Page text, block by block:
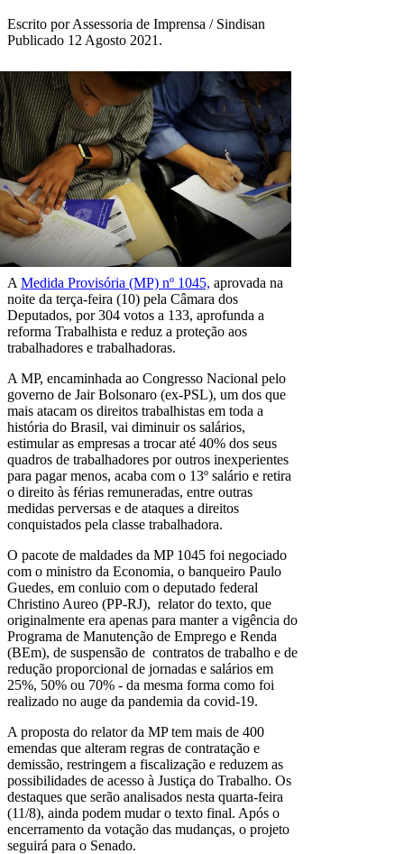
Escrito por Assessoria de Imprensa / Sindisan
Publicado 12 Agosto 2021.
A Medida Provisória (MP) nº 1045, aprovada na
noite da terça-feira (10) pela Câmara dos
Deputados, por 304 votos a 133, aprofunda a
reforma Trabalhista e reduz a proteção aos
trabalhadores e trabalhadoras.
A MP, encaminhada ao Congresso Nacional pelo
governo de Jair Bolsonaro (ex-PSL), um dos que
mais atacam os direitos trabalhistas em toda a
história do Brasil, vai diminuir os salários,
estimular as empresas a trocar até 40% dos seus
quadros de trabalhadores por outros inexperientes
para pagar menos, acaba com o 13º salário e retira
o direito às férias remuneradas, entre outras
medidas perversas e de ataques a direitos
conquistados pela classe trabalhadora.
O pacote de maldades da MP 1045 foi negociado
com o ministro da Economia, o banqueiro Paulo
Guedes, em conluio com o deputado federal
Christino Aureo (PP-RJ), relator do texto, que
originalmente era apenas para manter a vigência do
Programa de Manutenção de Emprego e Renda
(BEm), de suspensão de contratos de trabalho e de
redução proporcional de jornadas e salários em
25%, 50% ou 70% - da mesma forma como foi
realizado no auge da pandemia da covid-19.
A proposta do relator da MP tem mais de 400
emendas que alteram regras de contratação e
demissão, restringem a fiscalização e reduzem as
possibilidades de acesso à Justiça do Trabalho. Os
destaques que serão analisados nesta quarta-feira
(11/8), ainda podem mudar o texto final. Após o
encerramento da votação das mudanças, o projeto
seguirá para o Senado.